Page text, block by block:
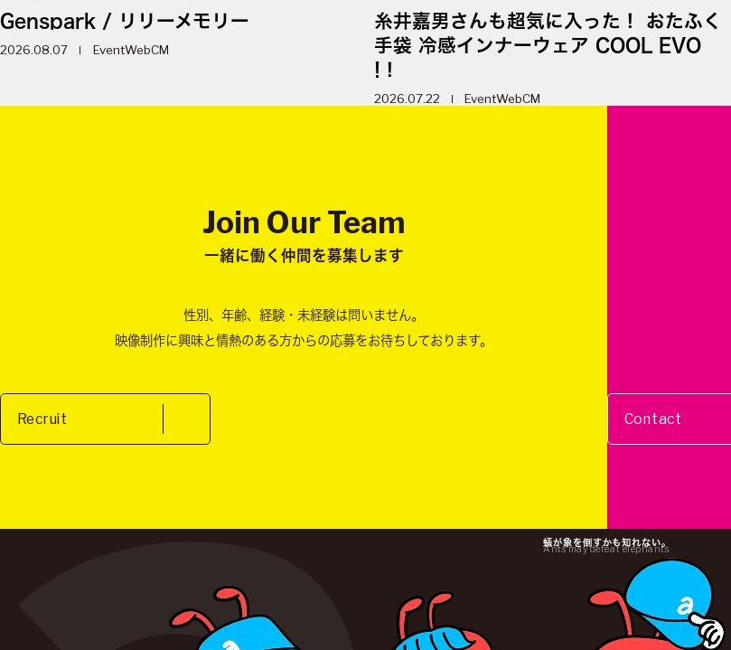
Genspark / リリーメモリー
2026.08.07 EventWebCM
糸井嘉男さんも超気に入った！ おたふく
手袋 冷感インナーウェア COOL EVO
!！
2026.07.22 EventWebCM
Join Our Team
一緒に働く仲間を募集します
性別、年齢、経験・未経験は問いません。
映像制作に興味と情熱のある方からの応募をお待ちしております。
Recruit Contact
蟻が象を倒すかも知れない。
Ants may defeat elephants.